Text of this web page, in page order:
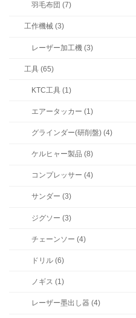
羽毛布団 (7)
工作機械 (3)
レーザー加工機 (3)
工具 (65)
KTC工具 (1)
エアータッカー (1)
グラインダー(研削盤) (4)
ケルヒャー製品 (8)
コンプレッサー (4)
サンダー (3)
ジグソー (3)
チェーンソー (4)
ドリル (6)
ノギス (1)
レーザー墨出し器 (4)